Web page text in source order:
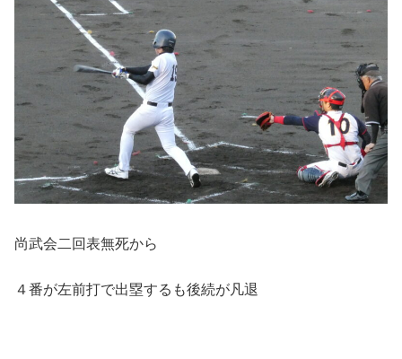
尚武会二回表無死から
４番が左前打で出塁するも後続が凡退